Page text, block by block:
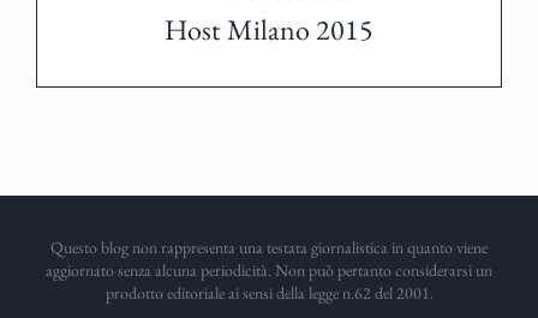
Host Milano 2015
Questo blog non rappresenta una testata giornalistica in quanto viene
aggiornato senza alcuna periodicità. Non può pertanto considerarsi un
prodotto editoriale ai sensi della legge n.62 del 2001.